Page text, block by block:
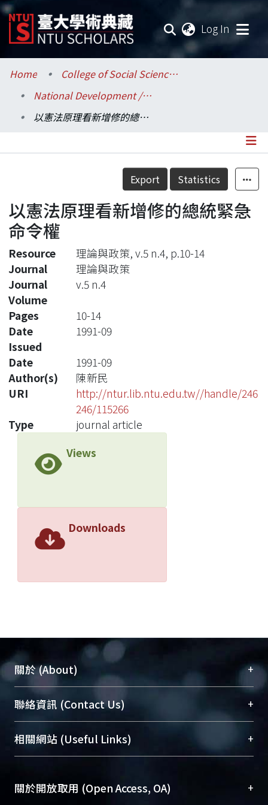
Log In
Communities & Collections
Research Outputs
Statistics
Home
College of Social Sciences / 社會科學院
National Development / 國家發展研究所
以憲法原理看新增修的總統緊急命令權
Details
Export Statistics
以憲法原理看新增修的總統緊急
命令權
Resource
理論與政策, v.5 n.4, p.10-14
Journal
理論與政策
Journal
Volume
v.5 n.4
Pages
10-14
Date
Issued
1991-09
Date
1991-09
Author(s)
陳新民
URI
http://ntur.lib.ntu.edu.tw//handle/246
246/115266
Type
journal article
Views
Downloads
關於 (About) +
臺大位居世界頂尖大學之列，為永久珍藏及向國際
展現本校豐碩的研究成果及學術能量，圖書館整合
機構典藏（NTUR）與學術庫（AH）不同功能平
台，成為臺大學術典藏NTU scholars。期能整合研
成果。
聯絡資訊 (Contact Us) +
總館學科館員(Main Library)
醫學圖書館學科館員(Medical Library)
Sciences Library)
相關網站 (Useful Links) +
關於開放取用 (Open Access, OA) +